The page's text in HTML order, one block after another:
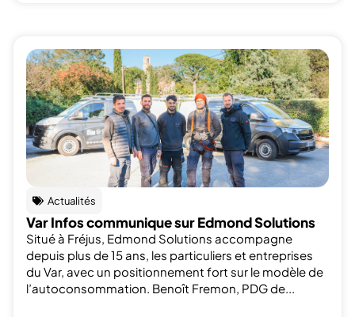
Actualités
Var Infos communique sur Edmond Solutions
Situé à Fréjus, Edmond Solutions accompagne
depuis plus de 15 ans, les particuliers et entreprises
du Var, avec un positionnement fort sur le modèle de
l’autoconsommation. Benoît Fremon, PDG de...